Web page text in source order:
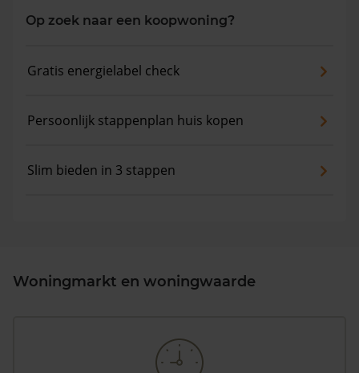
Op zoek naar een koopwoning?
Gratis energielabel check
Persoonlijk stappenplan huis kopen
Slim bieden in 3 stappen
Woningmarkt en woningwaarde